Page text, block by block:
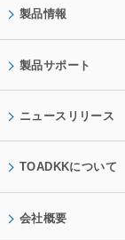
製品情報
製品サポート
ニュースリリース
TOADKKについて
会社概要